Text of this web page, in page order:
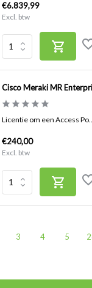
€6.839,99
Excl. btw
Cisco Meraki MR
Licentie om een Access
€240,00
Excl. btw
3 4 5